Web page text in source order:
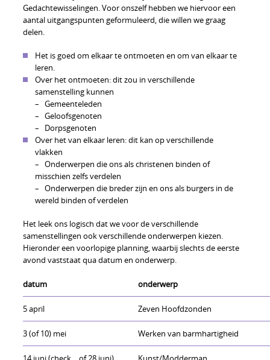
Gedachtewisselingen. Voor onszelf hebben we hiervoor een
aantal uitgangspunten geformuleerd, die willen we graag
delen.
Het is goed om elkaar te ontmoeten en om van elkaar te
leren.
Over het ontmoeten: dit zou in verschillende
samenstelling kunnen
– Gemeenteleden
– Geloofsgenoten
– Dorpsgenoten
Over het van elkaar leren: dit kan op verschillende
vlakken
– Onderwerpen die ons als christenen binden of
misschien zelfs verdelen
– Onderwerpen die breder zijn en ons als burgers in de
wereld binden of verdelen
Het leek ons logisch dat we voor de verschillende
samenstellingen ook verschillende onderwerpen kiezen.
Hieronder een voorlopige planning, waarbij slechts de eerste
avond vaststaat qua datum en onderwerp.
datum onderwerp
5 april Zeven Hoofdzonden
3 (of 10) mei Werken van barmhartigheid